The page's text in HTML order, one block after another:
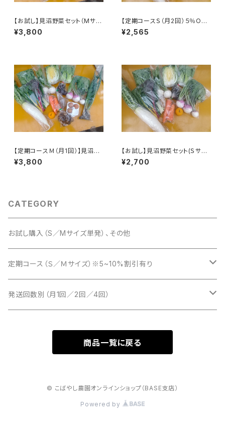
【お試し】見沼野菜セット（Mサイ
ズ／単発）
¥3,800
【定期コースＳ（月2回）５％OF
F】見沼野菜セット（Sサイズ）
※火曜または木曜発送
¥2,565
【定期コースＭ（月1回）】見沼野
菜セット（Ｍサイズ） ※火曜ま
たは木曜発送
¥3,800
【お試し】見沼野菜セット(Ｓサイ
ズ／単発)
¥2,700
CATEGORY
お試し購入（S／Mサイズ単発）、その他
定期コース（Ｓ／Ｍサイズ）※5~10%割引有り
Ｓサイズ（月1回／2回／4回）
発送回数別（月1回／2回／4回）
月2回（隔週）Ｓ／Ｍサイズ
月4回（毎週）Ｓ／Ｍサイズ
商品一覧に戻る
© こばやし農園オンラインショップ（BASE支店）
Powered by